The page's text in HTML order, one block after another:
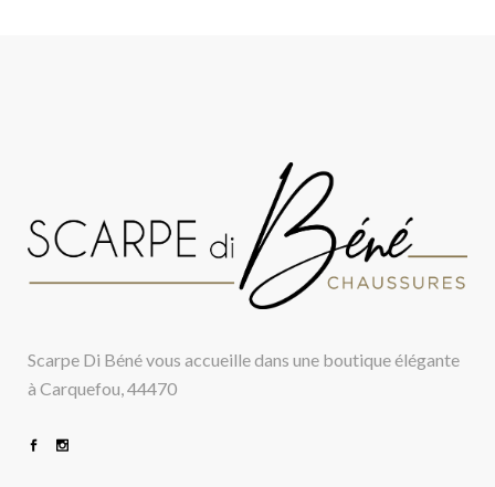
Scarpe Di Béné vous accueille dans une boutique élégante
à Carquefou, 44470